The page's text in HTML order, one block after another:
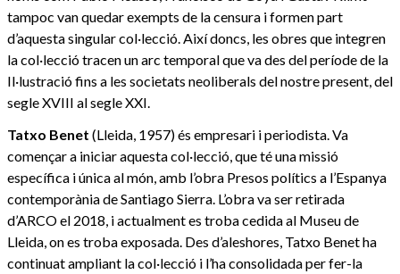
tampoc van quedar exempts de la censura i formen part
d’aquesta singular col·lecció. Així doncs, les obres que integren
la col·lecció tracen un arc temporal que va des del període de la
Il·lustració fins a les societats neoliberals del nostre present, del
segle XVIII al segle XXI.
Tatxo Benet (Lleida, 1957) és empresari i periodista. Va
començar a iniciar aquesta col·lecció, que té una missió
específica i única al món, amb l’obra Presos polítics a l’Espanya
contemporània de Santiago Sierra. L’obra va ser retirada
d’ARCO el 2018, i actualment es troba cedida al Museu de
Lleida, on es troba exposada. Des d’aleshores, Tatxo Benet ha
continuat ampliant la col·lecció i l’ha consolidada per fer-la